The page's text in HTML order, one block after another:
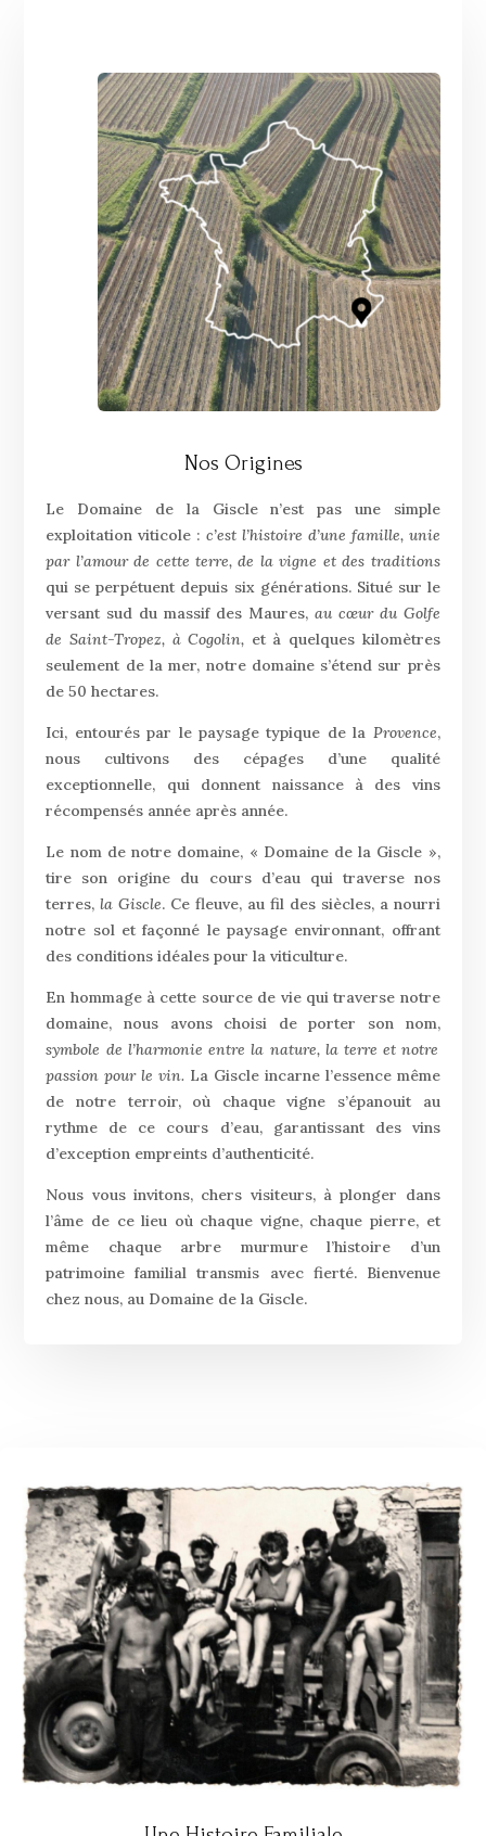
Nos Origines
Le Domaine de la Giscle n’est pas une simple
exploitation viticole :c’est l’histoire d’une famille, unie
par l’amour de cette terre, de la vigne et des traditions
qui se perpétuent depuis six générations. Situé sur le
versant sud du massif des Maures, au cœur du Golfe
de Saint-Tropez, à Cogolin, et à quelques kilomètres
seulement de la mer, notre domaine s’étend sur près
de 50 hectares.
Ici, entourés par le paysage typique de la Provence,
nous cultivons des cépages d’une qualité
exceptionnelle, qui donnent naissance à des vins
récompensés année après année.
Le nom de notre domaine, « Domaine de la Giscle »,
tire son origine du cours d’eau qui traverse nos
terres,la Giscle. Ce fleuve, au fil des siècles, a nourri
notre sol et façonné le paysage environnant, offrant
des conditions idéales pour la viticulture.
En hommage à cette source de vie qui traverse notre
domaine, nous avons choisi de porter son nom,
symbole de l’harmonie entre la nature, la terre et notre
passion pour le vin. La Giscle incarne l’essence même
de notre terroir, où chaque vigne s’épanouit au
rythme de ce cours d’eau, garantissant des vins
d’exception empreints d’authenticité.
Nous vous invitons, chers visiteurs, à plonger dans
l’âme de ce lieu où chaque vigne, chaque pierre, et
même chaque arbre murmure l’histoire d’un
patrimoine familial transmis avec fierté. Bienvenue
chez nous, au Domaine de la Giscle.